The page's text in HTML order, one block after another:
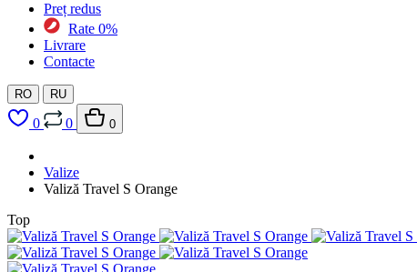
Preț redus
Rate 0%
Livrare
Contacte
RO RU
0 0 0
Valize
Valiză Travel S Orange
Top